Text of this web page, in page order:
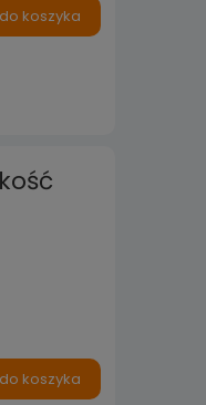
do koszyka
do koszyka